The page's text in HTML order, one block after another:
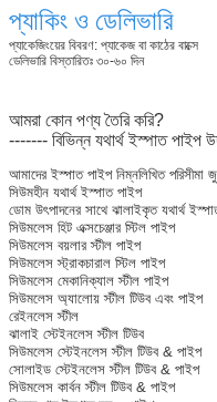
প্যাকিং ও ডেলিভারি
প্যাকেজিংয়ের বিবরণ: প্যাকেজ বা কাঠের বাক্সে
ডেলিভারি বিস্তারিতঃ ৩০-৬০ দিন
আমরা কোন পণ্য তৈরি করি?
------- বিভিন্ন যথার্থ ইস্পাত পাইপ
আমাদের ইস্পাত পাইপ নিম্নলিখিত পরিসীমা
সিউমহীন যথার্থ ইস্পাত পাইপ
ডোম উৎপাদনের সাথে ঝালাইকৃত যথার্থ
সিউমলেস হিট এক্সচেঞ্জার স্টিল পাইপ
সিউমলেস বয়লার স্টীল পাইপ
সিউমলেস স্ট্রাকচারাল স্টিল পাইপ
সিউমলেস মেকানিক্যাল স্টীল পাইপ
সিউমলেস অ্যালোয় স্টীল টিউব এবং পাইপ
রেইনলেস স্টীল
ঝালাই স্টেইনলেস স্টীল টিউব
সিউমলেস স্টেইনলেস স্টীল টিউব & পাইপ
সোলাইড স্টেইনলেস স্টীল টিউব & পাইপ
সিউমলেস কার্বন স্টীল টিউব & পাইপ